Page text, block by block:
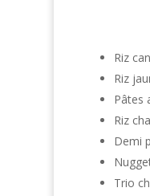
Riz
Riz
Pâtes
Riz
Demi
Trio